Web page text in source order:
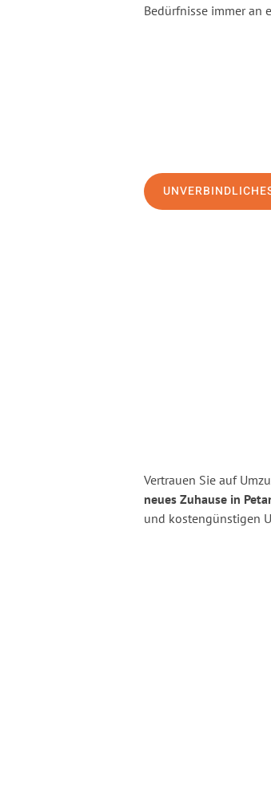
Bedürfnisse immer an
Vertrauen Sie auf
neues Zuhause in
und kostengünstigen